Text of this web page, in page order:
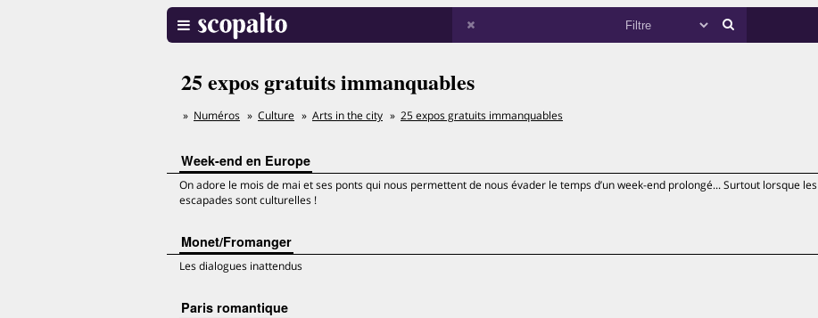
25 expos gratuits immanquables
Numéros Culture Arts in the city 25 expos gratuits immanquables
Week-end en Europe
On adore le mois de mai et ses ponts qui nous permettent de nous évader le temps d’un week-end prolongé... Surtout lorsque les
escapades sont culturelles !
Monet/Fromanger
Les dialogues inattendus
Paris romantique